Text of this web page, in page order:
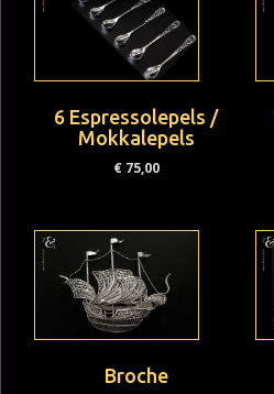
6 Espressolepels /
Mokkalepels
€75,00
Broche